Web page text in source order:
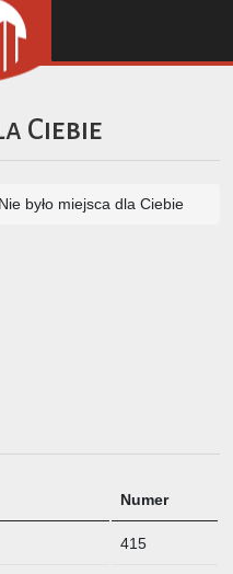
Ciebie
Nie było miejsca dla Ciebie
Numer
415